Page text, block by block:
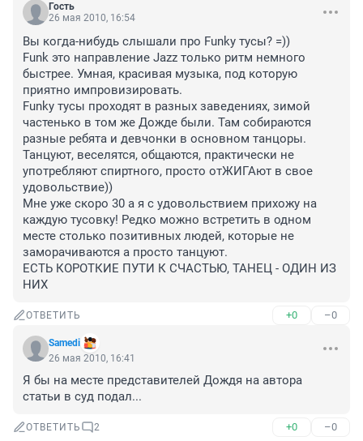
Гость
26 мая 2010, 16:54
Вы когда-нибудь слышали про Funky тусы? =))
Funk это направление Jazz только ритм немного
быстрее. Умная, красивая музыка, под которую
приятно импровизировать.
Funky тусы проходят в разных заведениях, зимой
частенько в том же Дожде были. Там собираются
разные ребята и девчонки в основном танцоры.
Танцуют, веселятся, общаются, практически не
употребляют спиртного, просто отЖИГАют в свое
удовольствие))
Мне уже скоро 30 а я с удовольствием прихожу на
каждую тусовку! Редко можно встретить в одном
месте столько позитивных людей, которые не
заморачиваются а просто танцуют.
ЕСТЬ КОРОТКИЕ ПУТИ К СЧАСТЬЮ, ТАНЕЦ - ОДИН ИЗ
НИХ
ОТВЕТИТЬ +0 –0
Samedi
26 мая 2010, 16:41
Я бы на месте представителей Дождя на автора
статьи в суд подал...
ОТВЕТИТЬ 2 +0 –0